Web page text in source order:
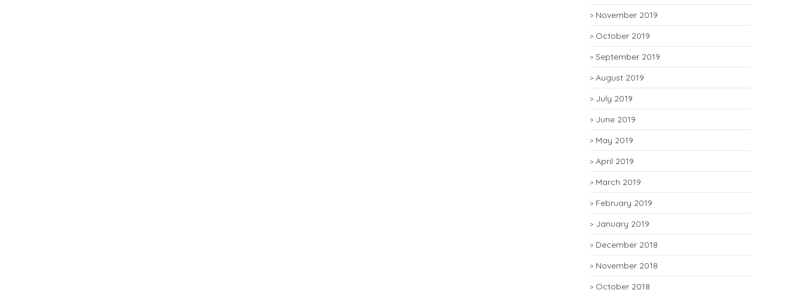
November 2019
October 2019
September 2019
August 2019
July 2019
June 2019
May 2019
April 2019
March 2019
February 2019
January 2019
December 2018
November 2018
October 2018